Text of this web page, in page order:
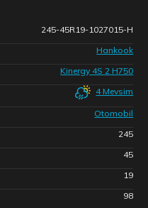
245-45R19-1027015-H
Hankook
Kinergy 4S 2 H750
4 Mevsim
Otomobil
245
45
19
98